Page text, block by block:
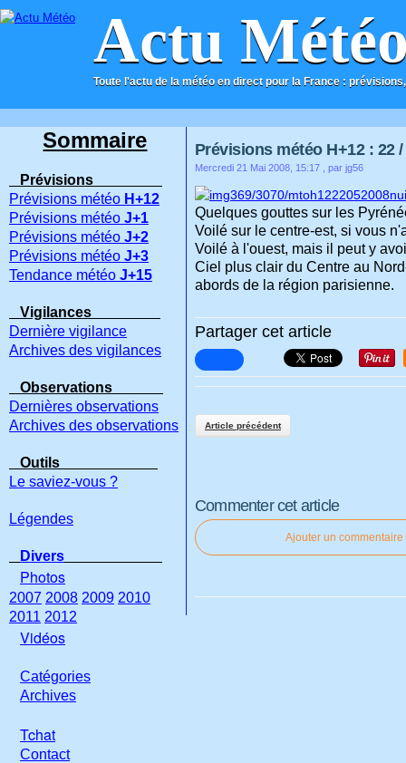
Actu
Toute l'actu de la météo en direct pour la France :
ACCUEIL CONTACT
Prévisions météo H+12 : 22
Mercredi 21 Mai 2008, 15:17 , par jg56
Quelques gouttes sur les
Voilé sur le centre-est, si vous
Voilé à l'ouest, mais il peut y
Ciel plus clair du Centre au
abords de la région parisienne.
Partager cet article
Article précédent
Commenter cet article
Ajouter un commentaire
Sommaire
Prévisions
Prévisions météo H+12
Prévisions météo J+1
Prévisions météo J+2
Prévisions météo J+3
Tendance météo J+15
Vigilances
Dernière vigilance
Archives des vigilances
Observations
Dernières observations
Archives des observations
Outils
Le saviez-vous ?
Légendes
Divers
Photos
2007 2008 2009 2010
2011 2012
Vidéos
Catégories
Archives
Tchat
Contact